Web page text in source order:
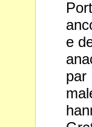
e
par